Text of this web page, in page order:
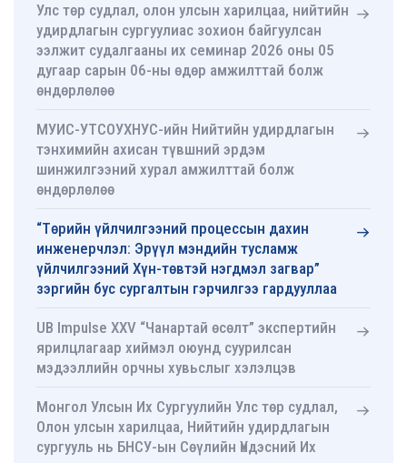
Улс төр судлал, олон улсын харилцаа, нийтийн
удирдлагын сургуулиас зохион байгуулсан
ээлжит судалгааны их семинар 2026 оны 05
дугаар сарын 06-ны өдөр амжилттай болж
өндөрлөлөө
МУИС-УТСОУХНУС-ийн Нийтийн удирдлагын
тэнхимийн ахисан түвшний эрдэм
шинжилгээний хурал амжилттай болж
өндөрлөлөө
“Төрийн үйлчилгээний процессын дахин
инженерчлэл: Эрүүл мэндийн тусламж
үйлчилгээний Хүн-төвтэй нэгдмэл загвар”
зэргийн бус сургалтын гэрчилгээ гардууллаа
UB Impulse XXV “Чанартай өсөлт” экспертийн
ярилцлагаар хиймэл оюунд суурилсан
мэдээллийн орчны хувьслыг хэлэлцэв
Монгол Улсын Их Сургуулийн Улс төр судлал,
Олон улсын харилцаа, Нийтийн удирдлагын
сургууль нь БНСУ-ын Сөүлийн Үндэсний Их